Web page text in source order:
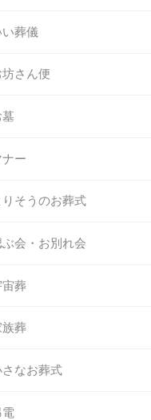
い葬儀
坊さん便
墓
ナー
りそうのお葬式
ぶ会・お別れ会
宙葬
族葬
さなお葬式
電